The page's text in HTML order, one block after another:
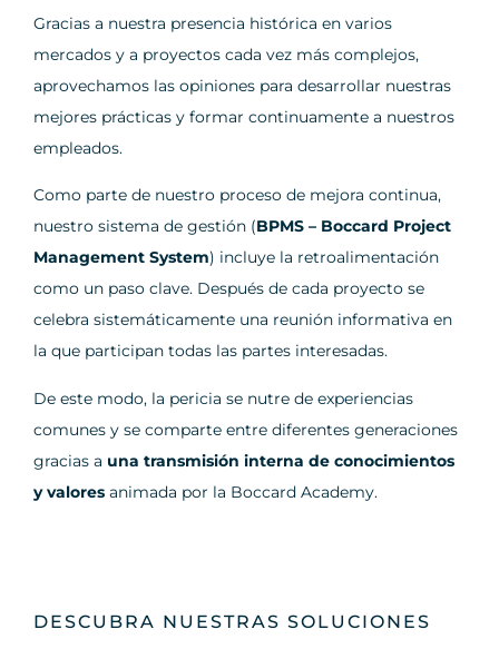
Gracias a nuestra presencia histórica en varios
mercados y a proyectos cada vez más complejos,
aprovechamos las opiniones para desarrollar nuestras
mejores prácticas y formar continuamente a nuestros
empleados.
Como parte de nuestro proceso de mejora continua,
nuestro sistema de gestión (BPMS – Boccard Project
Management System) incluye la retroalimentación
como un paso clave. Después de cada proyecto se
celebra sistemáticamente una reunión informativa en
la que participan todas las partes interesadas.
De este modo, la pericia se nutre de experiencias
comunes y se comparte entre diferentes generaciones
gracias a una transmisión interna de conocimientos
y valores animada por la Boccard Academy.
DESCUBRA NUESTRAS SOLUCIONES